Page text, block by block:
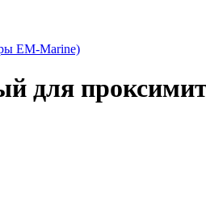
EM-Marine)
для